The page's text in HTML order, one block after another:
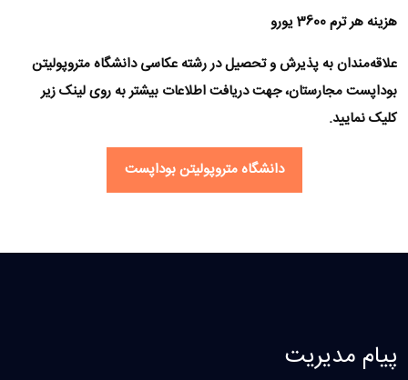
هزینه هر ترم 3600 یورو
علاقه‌مندان به پذیرش و تحصیل در رشته عکاسی دانشگاه متروپولیتن
بوداپست مجارستان، جهت دریافت اطلاعات بیشتر به روی لینک زیر
کلیک نمایید.
دانشگاه متروپولیتن بوداپست
پیام مدیریت